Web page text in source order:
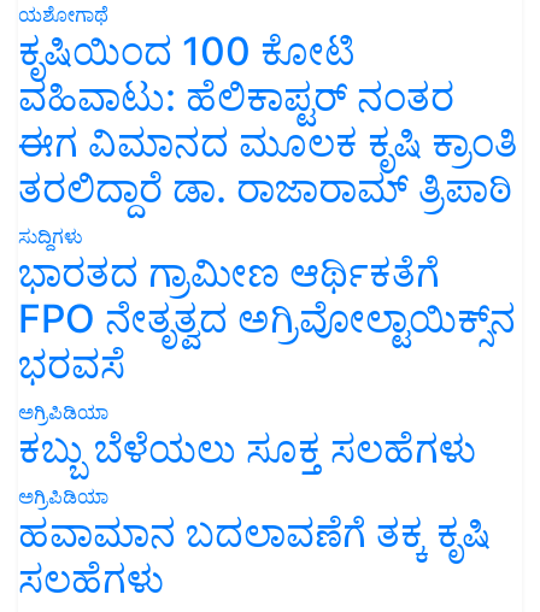
ಯಶೋಗಾಥೆ
ಕೃಷಿಯಿಂದ 100 ಕೋಟಿ
ವಹಿವಾಟು: ಹೆಲಿಕಾಪ್ಟರ್ ನಂತರ
ಈಗ ವಿಮಾನದ ಮೂಲಕ ಕೃಷಿ ಕ್ರಾಂತಿ
ತರಲಿದ್ದಾರೆ ಡಾ. ರಾಜಾರಾಮ್ ತ್ರಿಪಾಠಿ
ಸುದ್ದಿಗಳು
ಭಾರತದ ಗ್ರಾಮೀಣ ಆರ್ಥಿಕತೆಗೆ
FPO ನೇತೃತ್ವದ ಅಗ್ರಿವೋಲ್ಟಾಯಿಕ್ಸ್‌ನ
ಭರವಸೆ
ಅಗ್ರಿಪಿಡಿಯಾ
ಕಬ್ಬು ಬೆಳೆಯಲು ಸೂಕ್ತ ಸಲಹೆಗಳು
ಅಗ್ರಿಪಿಡಿಯಾ
ಹವಾಮಾನ ಬದಲಾವಣೆಗೆ ತಕ್ಕ ಕೃಷಿ
ಸಲಹೆಗಳು